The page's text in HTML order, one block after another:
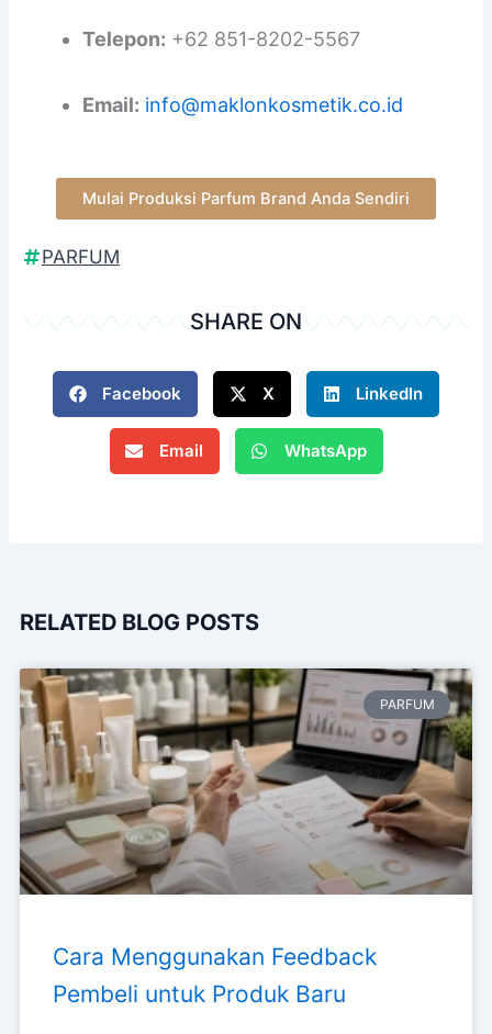
Telepon: +62 851-8202-5567
Email: info@maklonkosmetik.co.id
Mulai Produksi Parfum Brand Anda Sendiri
PARFUM
SHARE ON
Facebook X LinkedIn
Email WhatsApp
RELATED BLOG POSTS
PARFUM
Cara Menggunakan Feedback
Pembeli untuk Produk Baru